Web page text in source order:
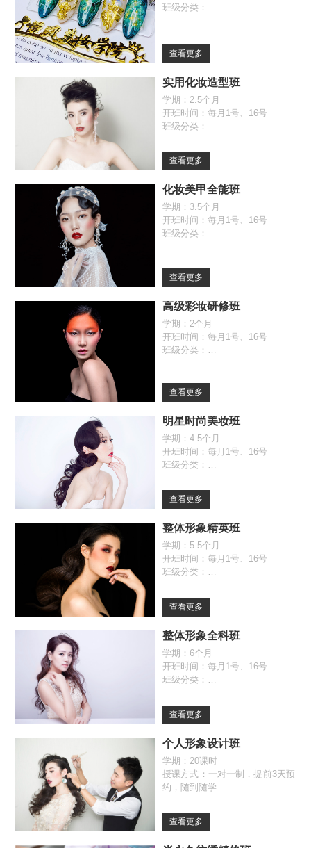
班级分类：
查看更多
实用化妆造型班
学期：2.5个月
开班时间：每月1号、16号
班级分类：
自由班（09:30-17:00）
查看更多
化妆美甲全能班
学期：3.5个月
开班时间：每月1号、16号
班级分类：
查看更多
高级彩妆研修班
学期：2个月
开班时间：每月1号、16号
班级分类：
查看更多
明星时尚美妆班
学期：4.5个月
开班时间：每月1号、16号
班级分类：
自由班（09:30-17:00）
查看更多
整体形象精英班
学期：5.5个月
开班时间：每月1号、16号
班级分类：
自由班（09:30-17:00）
查看更多
整体形象全科班
学期：6个月
开班时间：每月1号、16号
班级分类：
自由班（09:30-17:00）
查看更多
个人形象设计班
学期：20课时
授课方式：一对一制，提前3天预
约，随到随学
查看更多